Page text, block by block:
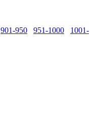
901-950 951-1000
1001-